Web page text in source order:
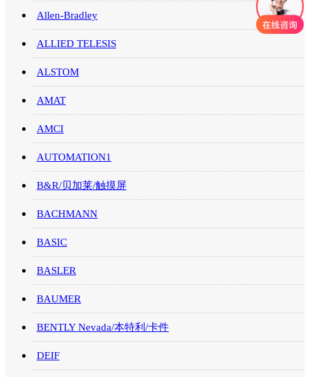
Allen-Bradley
ALLIED TELESIS
ALSTOM
AMAT
AMCI
AUTOMATION1
B&R/贝加莱/触摸屏
BACHMANN
BASIC
BASLER
BAUMER
BENTLY Nevada/本特利/卡件
DEIF